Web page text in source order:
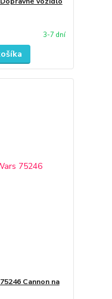
3-7 dní
Cannon na